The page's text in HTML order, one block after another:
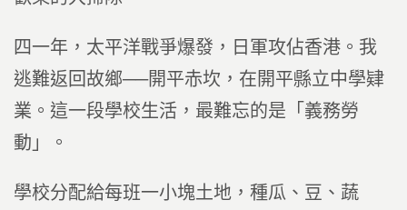
四一年，太平洋戰爭爆發，日軍攻佔香港。我
逃難返回故鄉──開平赤坎，在開平縣立中學肄
業。這一段學校生活，最難忘的是「義務勞
動」。
學校分配給每班一小塊土地，種瓜、豆、蔬